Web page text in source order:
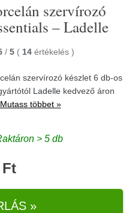
szervírozó
– Ladelle
/ 5 ( 14 értékelés )
szervírozó készlet 6 db-os
Ladellekedvező áron
Mutass többet »
> 5 db
Ft
»